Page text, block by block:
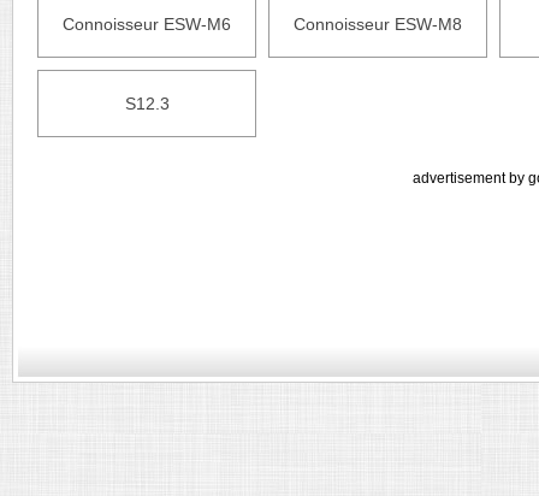
Connoisseur ESW-M6 Connoisseur ESW-M8
S12.3
advertisement by